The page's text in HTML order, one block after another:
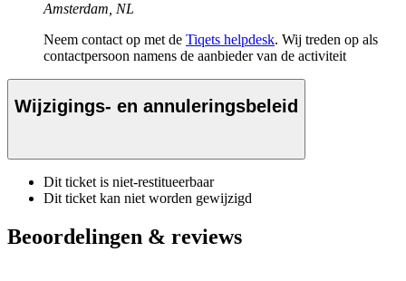
Amsterdam, NL
Neem contact op met de Tiqets helpdesk. Wij treden op als
contactpersoon namens de aanbieder van de activiteit
Wijzigings- en annuleringsbeleid
Dit ticket is niet-restitueerbaar
Dit ticket kan niet worden gewijzigd
Beoordelingen & reviews